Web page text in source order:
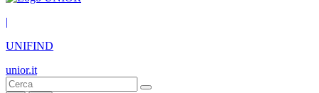
|
UNIFIND
unior.it